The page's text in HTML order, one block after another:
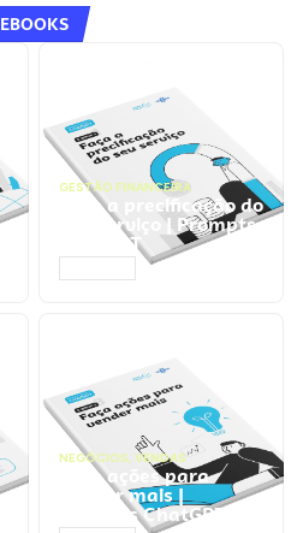
EBOOKS
GESTÃO FINANCEIRA
Faça a precificação do
seu serviço | Prompts
ChatGPT
NEGÓCIOS, VENDAS
Faça ações para
vender mais |
Prompts ChatGPT